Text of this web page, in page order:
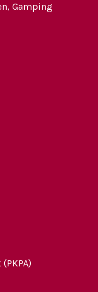
Gamping